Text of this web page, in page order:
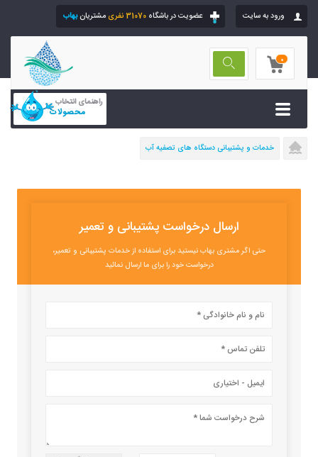
ورود به سایت عضویت در باشگاه 31070 نفری مشتریانبهاب
0
راهنمای انتخاب
محصولات
خدمات و پشتیبانی دستگاه های تصفیه آب
ارسال درخواست پشتیبانی و تعمیر
حتی اگر مشتری بهاب نیستید برای استفاده از خدمات پشتیبانی و تعمیر،
درخواست خود را برای ما ارسال نمائید